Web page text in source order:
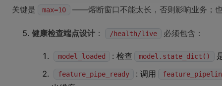
关键是 max=10 ——熔断窗口不能太长，否则影响业务；
健康检查端点设计 ： /health/live 必须包含：
model_loaded : 检查 model.state_dict()
feature_pipe_ready : 调用